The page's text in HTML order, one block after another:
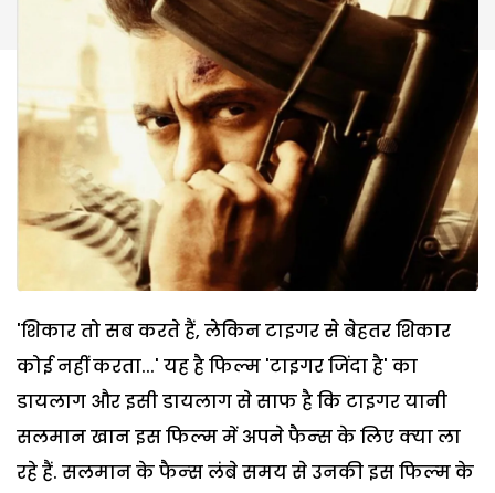
'शिकार तो सब करते हैं, लेकिन टाइगर से बेहतर शिकार
कोई नहीं करता...' यह है फिल्‍म 'टाइगर जिंदा है' का
डायलाग और इसी डायलाग से साफ है कि टाइगर यानी
सलमान खान इस फिल्‍म में अपने फैन्‍स के लिए क्‍या ला
रहे हैं. सलमान के फैन्‍स लंबे समय से उनकी इस फिल्‍म के